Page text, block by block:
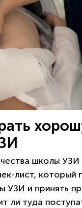
школы
лист,
УЗИ и принять
ли туда